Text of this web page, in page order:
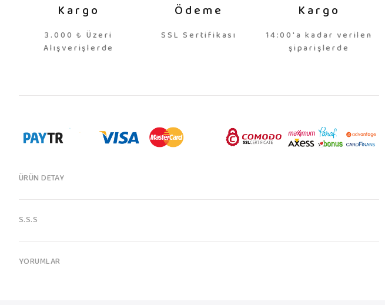
Kargo
3.000 ₺ Üzeri
Alışverişlerde
Ödeme
SSL Sertifikası
Kargo
14:00'a kadar verilen
şiparişlerde
ÜRÜN DETAY
S.S.S
YORUMLAR